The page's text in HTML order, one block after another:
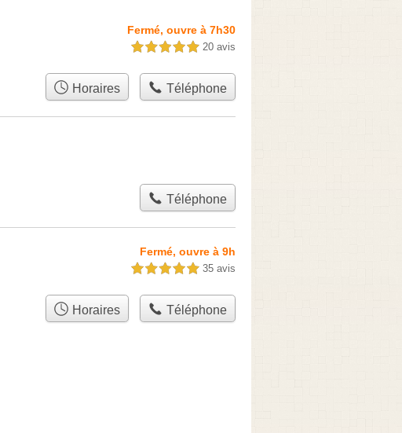
Fermé, ouvre à 7h30
5,0 étoiles sur 5 20 avis
Horaires Téléphone
Téléphone
Fermé, ouvre à 9h
5,0 étoiles sur 5 35 avis
Horaires Téléphone